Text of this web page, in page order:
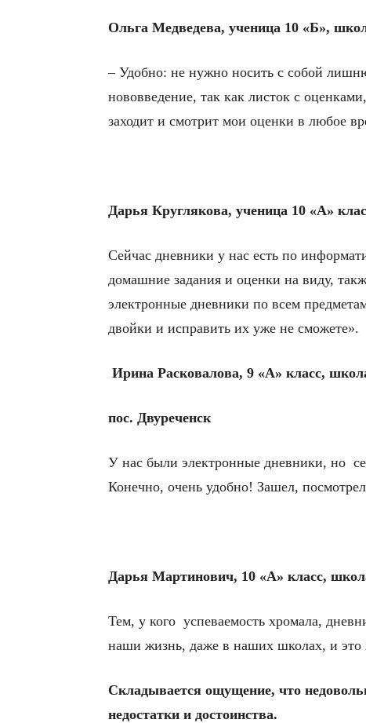
Ольга Медведева, ученица 10 «Б»,
– Удобно: не нужно носить с собой
нововведение, так как листок с
заходит и смотрит мои оценки в любое
Дарья Круглякова, ученица 10 «А»
Сейчас дневники у нас есть по
домашние задания и оценки на виду,
электронные дневники по всем
двойки и исправить их уже не сможете».
Ирина Расковалова, 9 «А» класс,
пос. Двуреченск
У нас были электронные дневники, но
Конечно, очень удобно! Зашел,
Дарья Мартинович, 10 «А» класс,
Тем, у кого успеваемость хромала,
наши жизнь, даже в наших школах, и это
Складывается ощущение, что
недостатки и достоинства.